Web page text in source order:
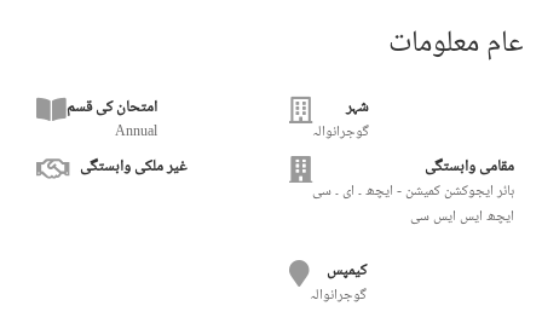
عام معلومات
شہر
گوجرانوالہ
امتحان کی قسم
Annual
مقامی وابستگی
ہائر ایجوکشن کمیشن - ایچھ ۔ ای ۔ سی
ایچھ ایس ایس سی
غیر ملکی وابستگی
کیمپس
گوجرانوالہ